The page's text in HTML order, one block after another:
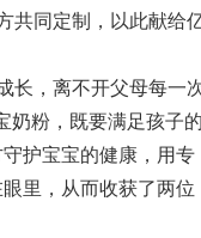
共同定制，以此献给
长，离不开父母每一
奶粉，既要满足孩子的
护宝宝的健康，用专
里，从而收获了两位